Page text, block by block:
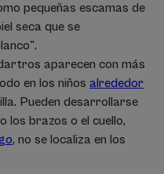
pequeñas escamas de
seca que se
aparecen con más
en los niños alrededor
Pueden desarrollarse
los brazos o el cuello,
, no se localiza en los